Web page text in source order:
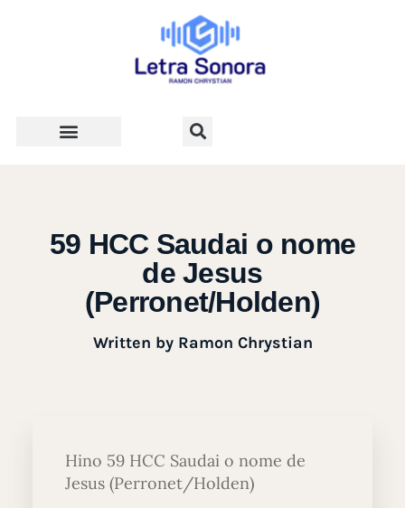
59 HCC Saudai o nome
de Jesus
(Perronet/Holden)
Written byRamon Chrystian
Hino 59 HCC Saudai o nome de
Jesus (Perronet/Holden)